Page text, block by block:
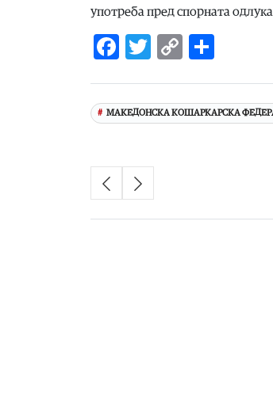
употреба пред спорната
Facebook
Twitter
Copy
МАКЕДОНСКА КОШАРКАРСКА